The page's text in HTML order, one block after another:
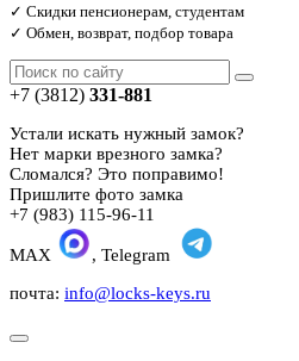
✓ Скидки пенсионерам, студентам
✓ Обмен, возврат, подбор товара
+7 (3812) 331-881
Устали искать нужный замок?
Нет марки врезного замка?
Сломался? Это поправимо!
Пришлите фото замка
+7 (983) 115-96-11
MAX
, Telegram
почта: info@locks-keys.ru